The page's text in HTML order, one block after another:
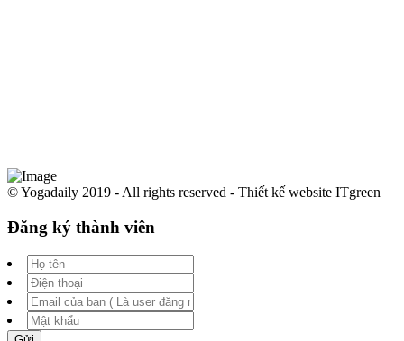
© Yogadaily 2019 - All rights reserved - Thiết kế website ITgreen
Đăng ký thành viên